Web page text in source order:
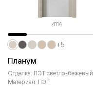
4114
Планум
Отделка: ПЭТ светло-бежевый
Материал: ПЭТ
+5